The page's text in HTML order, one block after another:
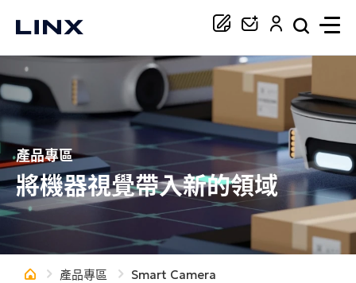
你正在尋找協助嗎？
搜尋
產品專區
將機器視覺帶入新的領域
產品專區
Smart Camera